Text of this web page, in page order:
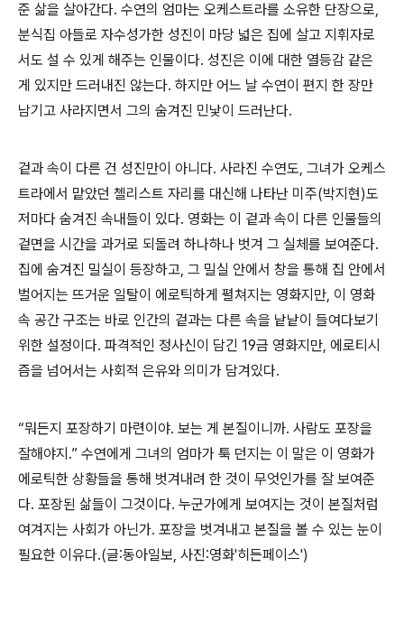
준 삶을 살아간다. 수연의 엄마는 오케스트라를 소유한 단장으로,
분식집 아들로 자수성가한 성진이 마당 넓은 집에 살고 지휘자로
서도 설 수 있게 해주는 인물이다. 성진은 이에 대한 열등감 같은
게 있지만 드러내진 않는다. 하지만 어느 날 수연이 편지 한 장만
남기고 사라지면서 그의 숨겨진 민낯이 드러난다.
겉과 속이 다른 건 성진만이 아니다. 사라진 수연도, 그녀가 오케스
트라에서 맡았던 첼리스트 자리를 대신해 나타난 미주(박지현)도
저마다 숨겨진 속내들이 있다. 영화는 이 겉과 속이 다른 인물들의
겉면을 시간을 과거로 되돌려 하나하나 벗겨 그 실체를 보여준다.
집에 숨겨진 밀실이 등장하고, 그 밀실 안에서 창을 통해 집 안에서
벌어지는 뜨거운 일탈이 에로틱하게 펼쳐지는 영화지만, 이 영화
속 공간 구조는 바로 인간의 겉과는 다른 속을 낱낱이 들여다보기
위한 설정이다. 파격적인 정사신이 담긴 19금 영화지만, 에로티시
즘을 넘어서는 사회적 은유와 의미가 담겨있다.
“뭐든지 포장하기 마련이야. 보는 게 본질이니까. 사람도 포장을
잘해야지.” 수연에게 그녀의 엄마가 툭 던지는 이 말은 이 영화가
에로틱한 상황들을 통해 벗겨내려 한 것이 무엇인가를 잘 보여준
다. 포장된 삶들이 그것이다. 누군가에게 보여지는 것이 본질처럼
여겨지는 사회가 아닌가. 포장을 벗겨내고 본질을 볼 수 있는 눈이
필요한 이유다.(글:동아일보, 사진:영화'히든페이스')